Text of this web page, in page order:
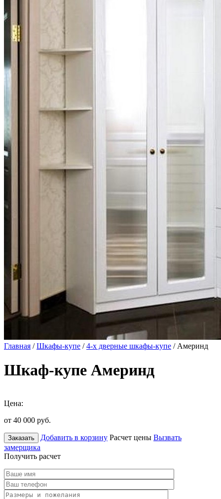
Главная /Шкафы-купе /4-х дверные шкафы-купе / Америнд
Шкаф-купе Америнд
Цена:
от 40 000 руб.
Заказать Добавить в корзину Расчет цены Вызвать
замерщика
Получить расчет